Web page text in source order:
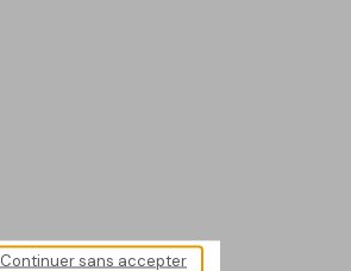
Continuer sans accepter